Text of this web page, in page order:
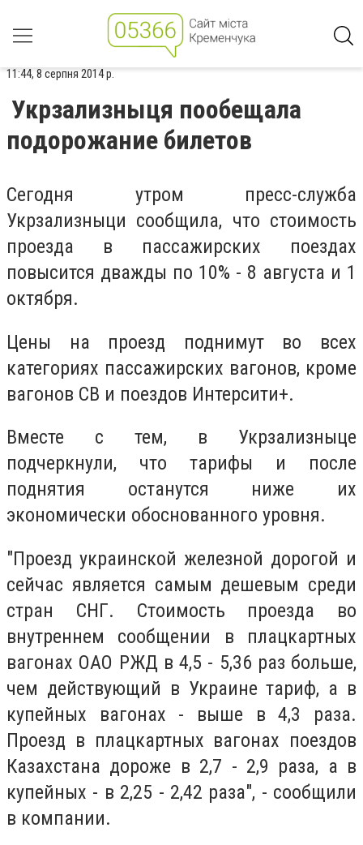
11:44, 8 серпня 2014 р.
Укрзализныця пообещала
подорожание билетов
Сегодня утром пресс-служба
Укрзализныци сообщила, что стоимость
проезда в пассажирских поездах
повысится дважды по 10% - 8 августа и 1
октября.
Цены на проезд поднимут во всех
категориях пассажирских вагонов, кроме
вагонов СВ и поездов Интерсити+.
Вместе с тем, в Укрзализныце
подчеркнули, что тарифы и после
поднятия останутся ниже их
экономически обоснованного уровня.
"Проезд украинской железной дорогой и
сейчас является самым дешевым среди
стран СНГ. Стоимость проезда во
внутреннем сообщении в плацкартных
вагонах ОАО РЖД в 4,5 - 5,36 раз больше,
чем действующий в Украине тариф, а в
купейных вагонах - выше в 4,3 раза.
Проезд в плацкартных вагонах поездов
Казахстана дороже в 2,7 - 2,9 раза, а в
купейных - в 2,25 - 2,42 раза", - сообщили
в компании.